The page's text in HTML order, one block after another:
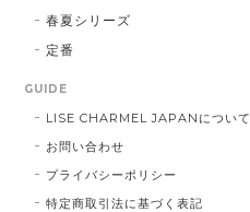
春夏シリーズ
定番
GUIDE
LISE CHARMEL JAPANについて
お問い合わせ
プライバシーポリシー
特定商取引法に基づく表記